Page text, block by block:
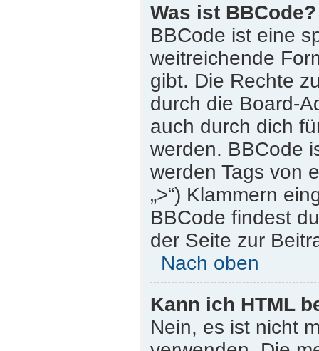
Was ist BBCode?
BBCode ist eine
weitreichende
gibt. Die Rechte
durch die Board-
auch durch dich
werden. BBCode
werden Tags von
„>“) Klammern
BBCode findest
der Seite zur
Nach oben
Kann ich HTML
Nein, es ist nicht